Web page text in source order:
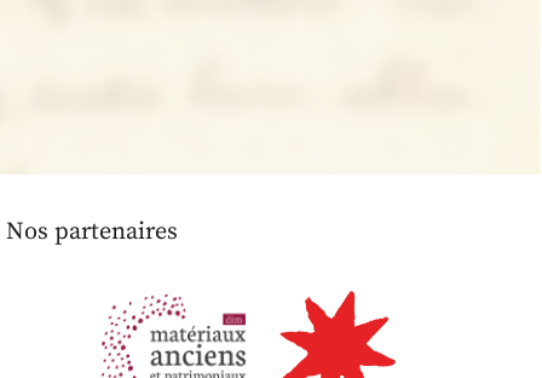
Nos partenaires